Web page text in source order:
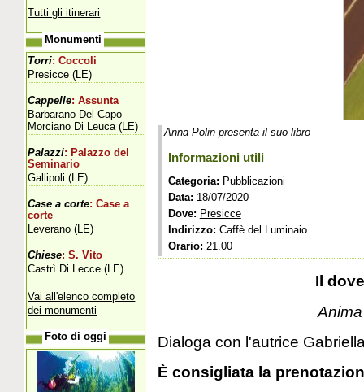
Anna Polin presenta il suo libro
Informazioni utili
Categoria: Pubblicazioni
Data: 18/07/2020
Dove: Presicce
Indirizzo: Caffè del Luminaio
Orario: 21.00
Il
Dialoga con l'autrice
È consigliata la
Tutti gli itinerari
Monumenti
Torri: Coccoli
Presicce (LE)
Cappelle: Assunta
Barbarano Del Capo -
Morciano Di Leuca (LE)
Palazzi: Palazzo del
Seminario
Gallipoli (LE)
Case a corte: Case a
corte
Leverano (LE)
Chiese: S. Vito
Castrì Di Lecce (LE)
Vai all'elenco completo
dei monumenti
Foto di oggi